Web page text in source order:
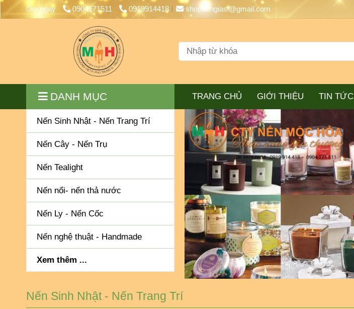
Gọi ngay 0904171511 0919914418 shopnengiasi@gmail.com
DANH MỤC
Nến Sinh Nhật - Nến Trang Trí
Nến Cây - Nến Trụ
Nến Tealight
Nến nổi- nến thả nước
Nến Ly - Nến Cốc
Nến nghệ thuật - Handmade
Xem thêm ...
TRANG CHỦ GIỚI THIỆU TIN TỨC
Nến Sinh Nhật - Nến Trang Trí